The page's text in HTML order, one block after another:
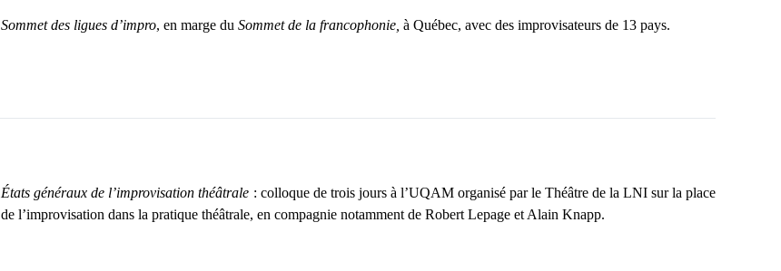
Sommet des ligues d’impro, en marge duSommet de la francophonie, à Québec, avec des improvisateurs de 13 pays.
États généraux de l’improvisation théâtrale : colloque de trois jours à l’UQAM organisé par le Théâtre de la LNI sur la place
de l’improvisation dans la pratique théâtrale, en compagnie notamment de Robert Lepage et Alain Knapp.